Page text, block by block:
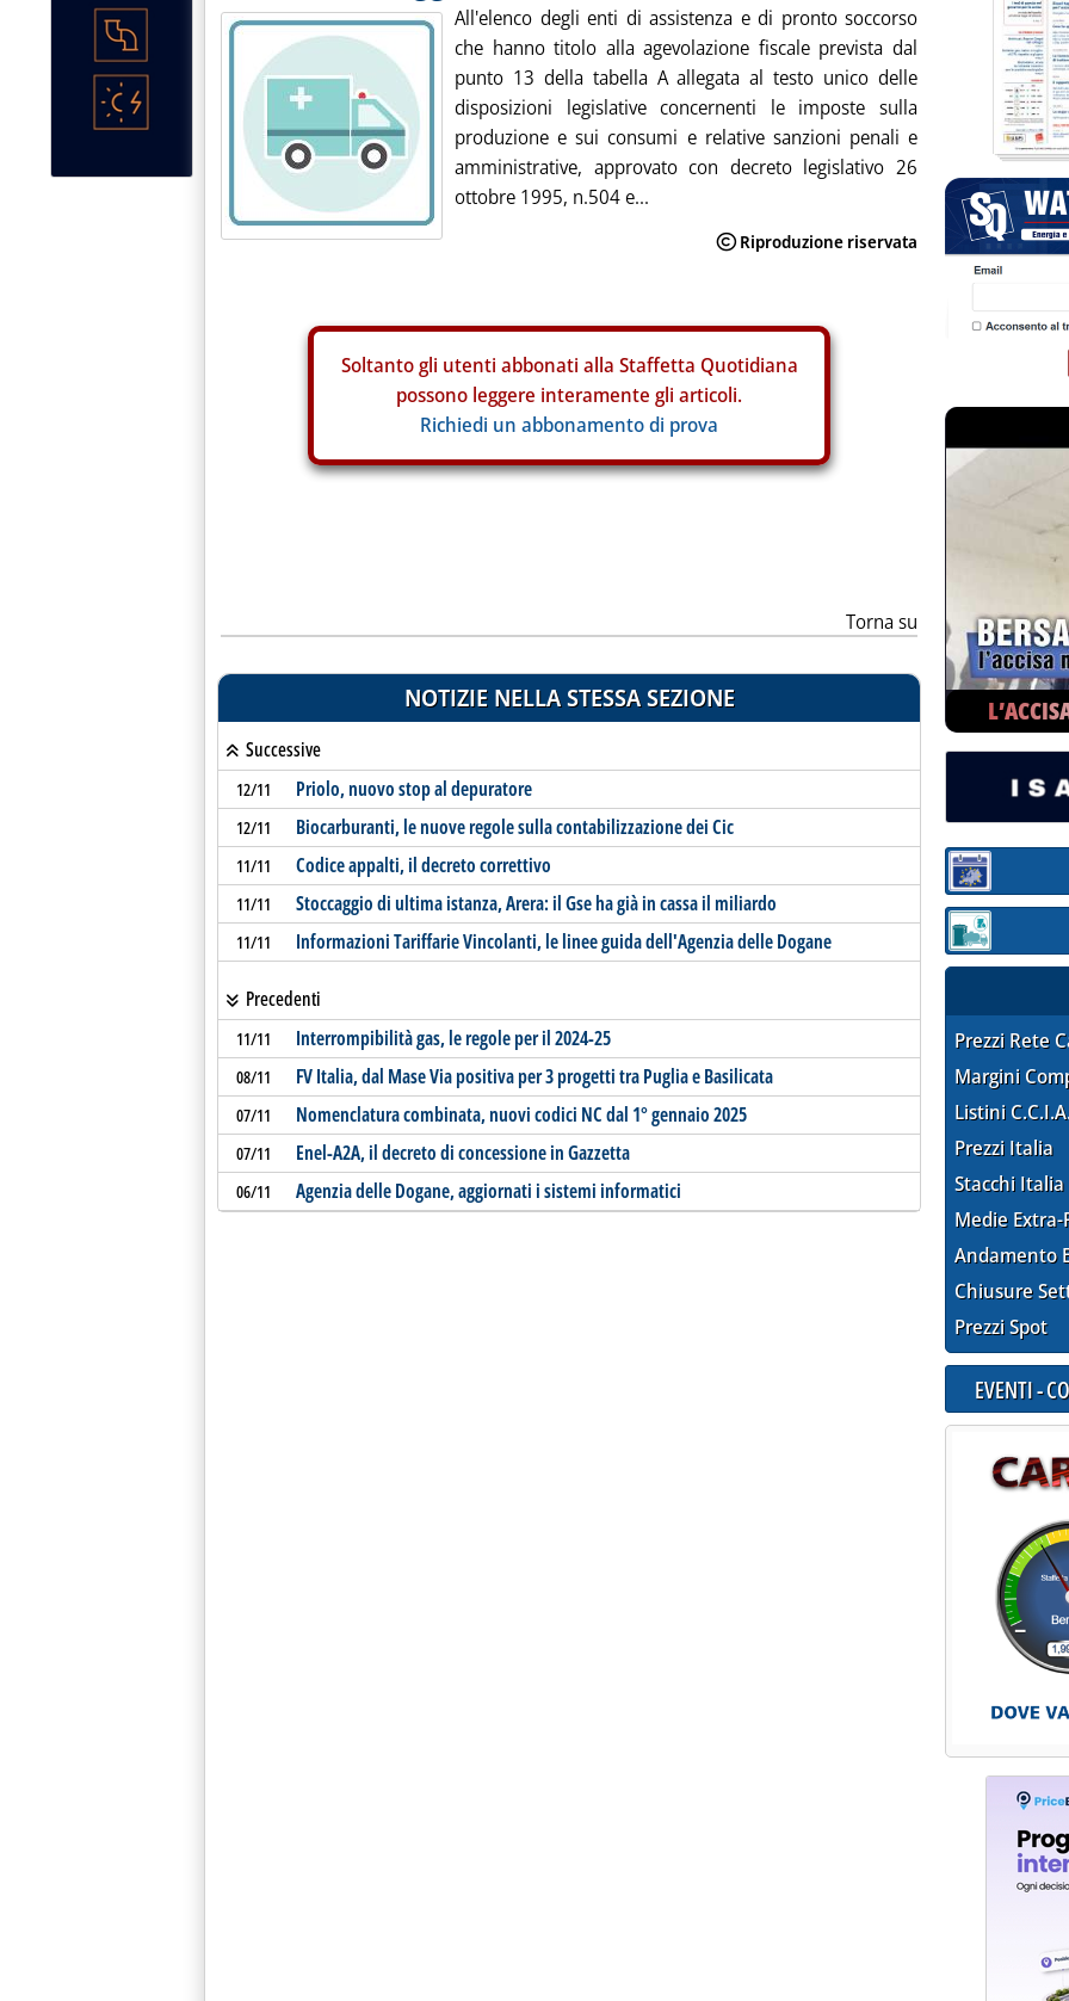
All'elenco degli enti di assistenza e di pronto soccorso
che hanno titolo alla agevolazione fiscale prevista dal
punto 13 della tabella A allegata al testo unico delle
disposizioni legislative concernenti le imposte sulla
produzione e sui consumi e relative sanzioni penali e
amministrative, approvato con decreto legislativo 26
ottobre 1995, n.504 e...
Soltanto gli utenti abbonati alla Staffetta Quotidiana
possono leggere interamente gli articoli.
Richiedi un abbonamento di prova
Torna su
NOTIZIE NELLA STESSA SEZIONE
Successive
12/11 Priolo, nuovo stop al depuratore
12/11 Biocarburanti, le nuove regole sulla contabilizzazione dei Cic
11/11 Codice appalti, il decreto correttivo
11/11 Stoccaggio di ultima istanza, Arera: il Gse ha già in cassa il miliardo
11/11 Informazioni Tariffarie Vincolanti, le linee guida dell'Agenzia delle Dogane
Precedenti
11/11 Interrompibilità gas, le regole per il 2024-25
08/11 FV Italia, dal Mase Via positiva per 3 progetti tra Puglia e Basilicata
07/11 Nomenclatura combinata, nuovi codici NC dal 1° gennaio 2025
07/11 Enel-A2A, il decreto di concessione in Gazzetta
06/11 Agenzia delle Dogane, aggiornati i sistemi informatici
Sezione:
Sezione:
Prezzi Rete
Margini
Listini
Prezzi Italia
Stacchi Italia
Medie Extra-
Andamento
Chiusure
Prezzi Spot
EVENTI -